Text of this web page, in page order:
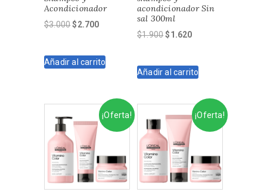
Acondicionador
$3.000El
era:
$2.700El
es:
Añadir al carrito
acondicionador Sin
sal 300ml
$1.900El
era:
$1.620El
es:
Añadir al carrito
¡Oferta! ¡Oferta!